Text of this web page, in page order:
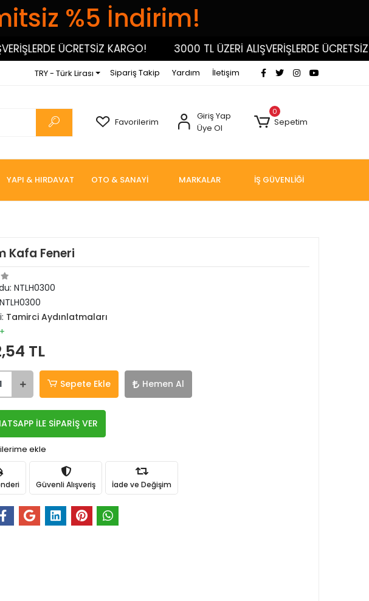
%5 İndirim!
ÜCRETSİZ KARGO! 3000 TL ÜZERİ ALIŞVERİŞLERDE ÜCRETSİZ
TRY - Türk Lirası Sipariş Takip Yardım İletişim
Favorilerim
Giriş Yap
Üye Ol
0
Sepetim
YAPI & HIRDAVAT OTO & SANAYİ MARKALAR İŞ GÜVENLİĞİ
Kafa Feneri
NTLH0300
NTLH0300
Tamirci Aydınlatmaları
TL
Sepete Ekle Hemen Al
İLE SİPARİŞ VER
ekle
Güvenli Alışveriş İade ve Değişim